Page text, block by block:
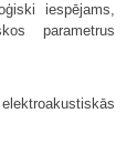
iespējams,
parametrus